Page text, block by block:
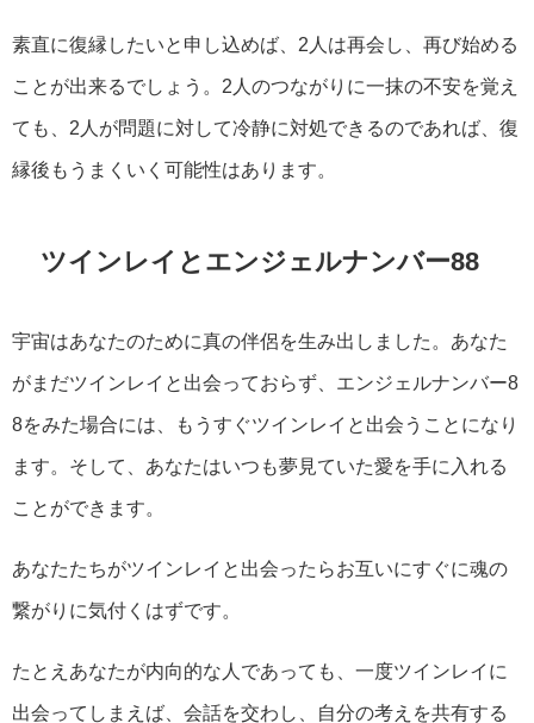
素直に復縁したいと申し込めば、2人は再会し、再び始める
ことが出来るでしょう。2人のつながりに一抹の不安を覚え
ても、2人が問題に対して冷静に対処できるのであれば、復
縁後もうまくいく可能性はあります。
ツインレイとエンジェルナンバー88
宇宙はあなたのために真の伴侶を生み出しました。あなた
がまだツインレイと出会っておらず、エンジェルナンバー8
8をみた場合には、もうすぐツインレイと出会うことになり
ます。そして、あなたはいつも夢見ていた愛を手に入れる
ことができます。
あなたたちがツインレイと出会ったらお互いにすぐに魂の
繋がりに気付くはずです。
たとえあなたが内向的な人であっても、一度ツインレイに
出会ってしまえば、会話を交わし、自分の考えを共有する